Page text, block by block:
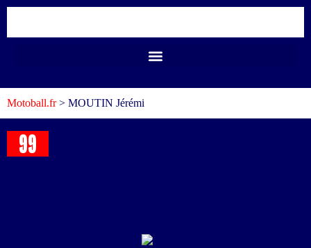
Motoball.fr> MOUTIN Jérémi
99